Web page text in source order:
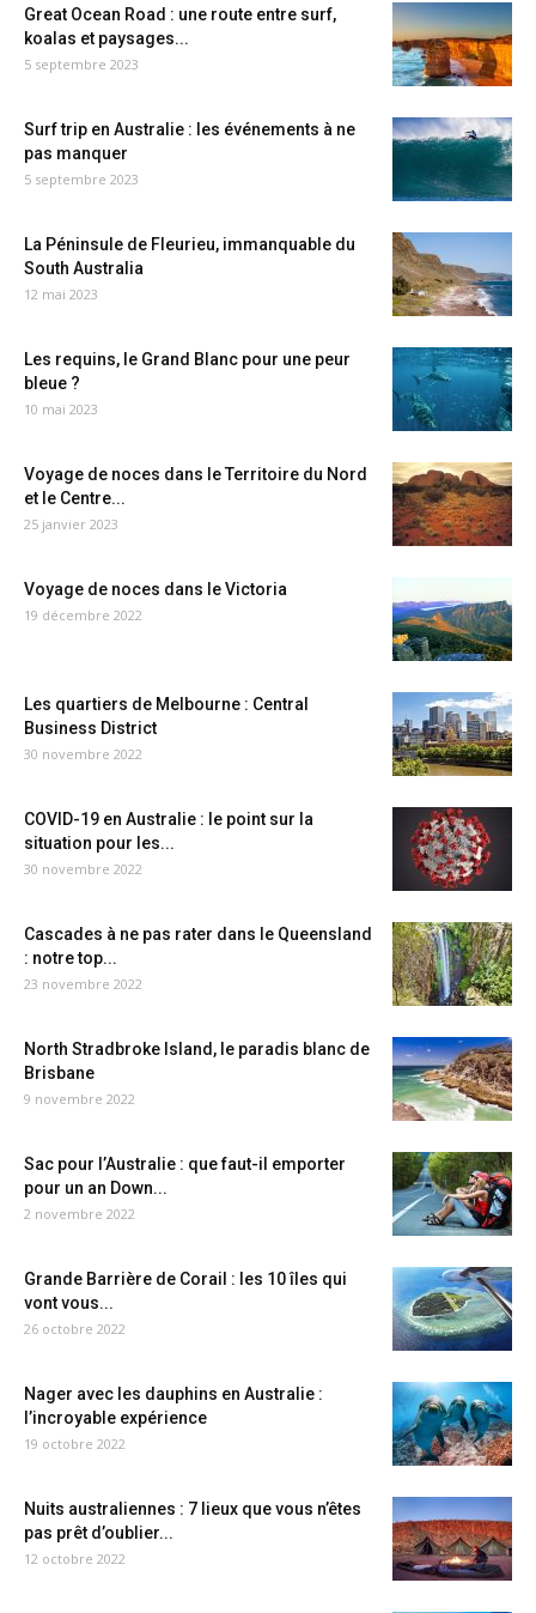
Great Ocean Road : une route entre surf,
koalas et paysages...
5 septembre 2023
Surf trip en Australie : les événements à ne
pas manquer
5 septembre 2023
La Péninsule de Fleurieu, immanquable du
South Australia
12 mai 2023
Les requins, le Grand Blanc pour une peur
bleue ?
10 mai 2023
Voyage de noces dans le Territoire du Nord
et le Centre...
25 janvier 2023
Voyage de noces dans le Victoria
19 décembre 2022
Les quartiers de Melbourne : Central
Business District
30 novembre 2022
COVID-19 en Australie : le point sur la
situation pour les...
30 novembre 2022
Cascades à ne pas rater dans le Queensland
: notre top...
23 novembre 2022
North Stradbroke Island, le paradis blanc de
Brisbane
9 novembre 2022
Sac pour l’Australie : que faut-il emporter
pour un an Down...
2 novembre 2022
Grande Barrière de Corail : les 10 îles qui
vont vous...
26 octobre 2022
Nager avec les dauphins en Australie :
l’incroyable expérience
19 octobre 2022
Nuits australiennes : 7 lieux que vous n’êtes
pas prêt d’oublier...
12 octobre 2022